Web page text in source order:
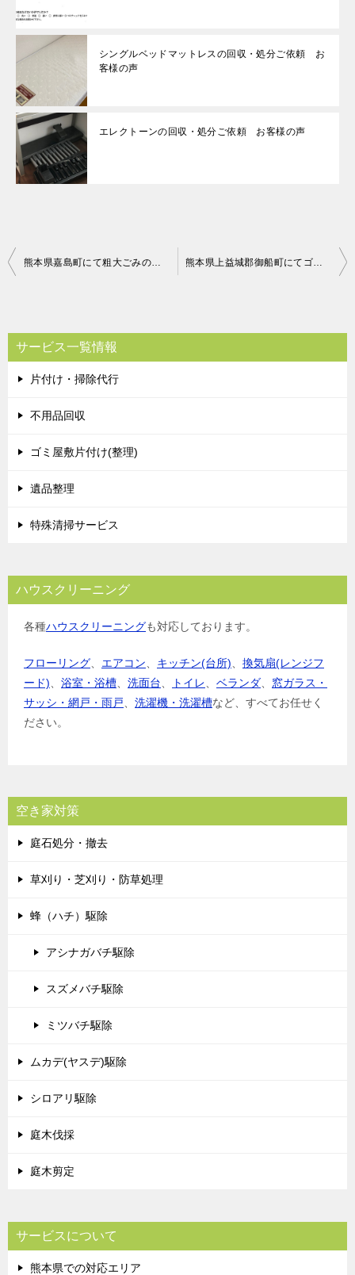
シングルベッドマットレスの回収・処分ご依頼 お
客様の声
エレクトーンの回収・処分ご依頼 お客様の声
投
ビ
ゲ
ー
シ
熊本県嘉島町にて粗大ごみの回収 お客様の声 熊本県上益城郡御船町にてゴミの回収 お客様の声
サービス一覧情報
片付け・掃除代行
不用品回収
ゴミ屋敷片付け(整理)
遺品整理
特殊清掃サービス
ハウスクリーニング
各種ハウスクリーニングも対応しております。
フローリング エアコン キッチン(台所)
換気扇(レンジフ
ード)
浴室・浴槽 洗面台 トイレ ベランダ
窓ガラス・
サッシ・網戸・雨戸
洗濯機・洗濯槽など、すべてお任せく
ださい。
空き家対策
庭石処分・撤去
草刈り・芝刈り・防草処理
蜂（ハチ）駆除
アシナガバチ駆除
スズメバチ駆除
ミツバチ駆除
ムカデ(ヤスデ)駆除
シロアリ駆除
庭木伐採
庭木剪定
サービスについて
熊本県での対応エリア